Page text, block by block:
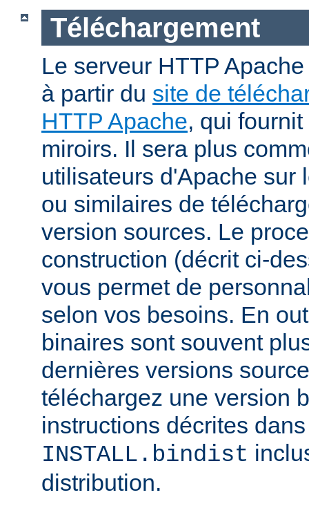
Téléchargement
Le serveur HTTP
à partir du site de
HTTP Apache, qui
miroirs. Il sera plus
utilisateurs d'Apache sur
ou similaires de
version sources. Le
construction (décrit ci-
vous permet de
selon vos besoins. En
binaires sont souvent
dernières versions
téléchargez une version
instructions décrites
INSTALL.bindist
distribution.